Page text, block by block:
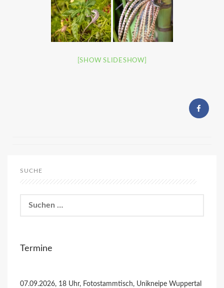
[SHOW SLIDESHOW]
SUCHE
nach:
Termine
07.09.2026, 18 Uhr, Fotostammtisch, Unikneipe Wuppertal